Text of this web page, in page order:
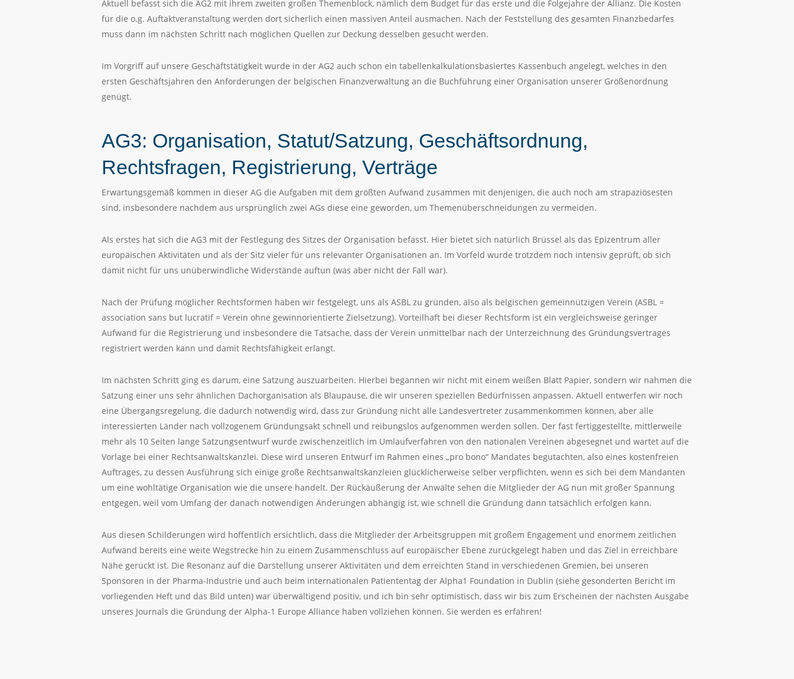
Aktuell befasst sich die AG2 mit ihrem zweiten großen Themenblock, nämlich dem Budget für das erste und die Folgejahre der Allianz. Die Kosten
für die o.g. Auftaktveranstaltung werden dort sicherlich einen massiven Anteil ausmachen. Nach der Feststellung des gesamten Finanzbedarfes
muss dann im nächsten Schritt nach möglichen Quellen zur Deckung desselben gesucht werden.
Im Vorgriff auf unsere Geschäftstätigkeit wurde in der AG2 auch schon ein tabellenkalkulationsbasiertes Kassenbuch angelegt, welches in den
ersten Geschäftsjahren den Anforderungen der belgischen Finanzverwaltung an die Buchführung einer Organisation unserer Größenordnung
genügt.
AG3: Organisation, Statut/Satzung, Geschäftsordnung,
Rechtsfragen, Registrierung, Verträge
Erwartungsgemäß kommen in dieser AG die Aufgaben mit dem größten Aufwand zusammen mit denjenigen, die auch noch am strapaziösesten
sind, insbesondere nachdem aus ursprünglich zwei AGs diese eine geworden, um Themenüberschneidungen zu vermeiden.
Als erstes hat sich die AG3 mit der Festlegung des Sitzes der Organisation befasst. Hier bietet sich natürlich Brüssel als das Epizentrum aller
europäischen Aktivitäten und als der Sitz vieler für uns relevanter Organisationen an. Im Vorfeld wurde trotzdem noch intensiv geprüft, ob sich
damit nicht für uns unüberwindliche Widerstände auftun (was aber nicht der Fall war).
Nach der Prüfung möglicher Rechtsformen haben wir festgelegt, uns als ASBL zu gründen, also als belgischen gemeinnützigen Verein (ASBL =
association sans but lucratif = Verein ohne gewinnorientierte Zielsetzung). Vorteilhaft bei dieser Rechtsform ist ein vergleichsweise geringer
Aufwand für die Registrierung und insbesondere die Tatsache, dass der Verein unmittelbar nach der Unterzeichnung des Gründungsvertrages
registriert werden kann und damit Rechtsfähigkeit erlangt.
Im nächsten Schritt ging es darum, eine Satzung auszuarbeiten. Hierbei begannen wir nicht mit einem weißen Blatt Papier, sondern wir nahmen die
Satzung einer uns sehr ähnlichen Dachorganisation als Blaupause, die wir unseren speziellen Bedürfnissen anpassen. Aktuell entwerfen wir noch
eine Übergangsregelung, die dadurch notwendig wird, dass zur Gründung nicht alle Landesvertreter zusammenkommen können, aber alle
interessierten Länder nach vollzogenem Gründungsakt schnell und reibungslos aufgenommen werden sollen. Der fast fertiggestellte, mittlerweile
mehr als 10 Seiten lange Satzungsentwurf wurde zwischenzeitlich im Umlaufverfahren von den nationalen Vereinen abgesegnet und wartet auf die
Vorlage bei einer Rechtsanwaltskanzlei. Diese wird unseren Entwurf im Rahmen eines „pro bono“ Mandates begutachten, also eines kostenfreien
Auftrages, zu dessen Ausführung sich einige große Rechtsanwaltskanzleien glücklicherweise selber verpflichten, wenn es sich bei dem Mandanten
um eine wohltätige Organisation wie die unsere handelt. Der Rückäußerung der Anwälte sehen die Mitglieder der AG nun mit großer Spannung
entgegen, weil vom Umfang der danach notwendigen Änderungen abhängig ist, wie schnell die Gründung dann tatsächlich erfolgen kann.
Aus diesen Schilderungen wird hoffentlich ersichtlich, dass die Mitglieder der Arbeitsgruppen mit großem Engagement und enormem zeitlichen
Aufwand bereits eine weite Wegstrecke hin zu einem Zusammenschluss auf europäischer Ebene zurückgelegt haben und das Ziel in erreichbare
Nähe gerückt ist. Die Resonanz auf die Darstellung unserer Aktivitäten und dem erreichten Stand in verschiedenen Gremien, bei unseren
Sponsoren in der Pharma-Industrie und auch beim internationalen Patiententag der Alpha1 Foundation in Dublin (siehe gesonderten Bericht im
vorliegenden Heft und das Bild unten) war überwältigend positiv, und ich bin sehr optimistisch, dass wir bis zum Erscheinen der nächsten Ausgabe
unseres Journals die Gründung der Alpha-1 Europe Alliance haben vollziehen können. Sie werden es erfahren!